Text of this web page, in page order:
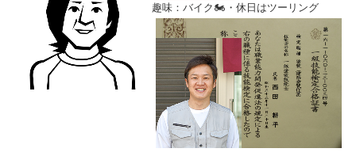
趣味：バイク🏍・休日はツーリング